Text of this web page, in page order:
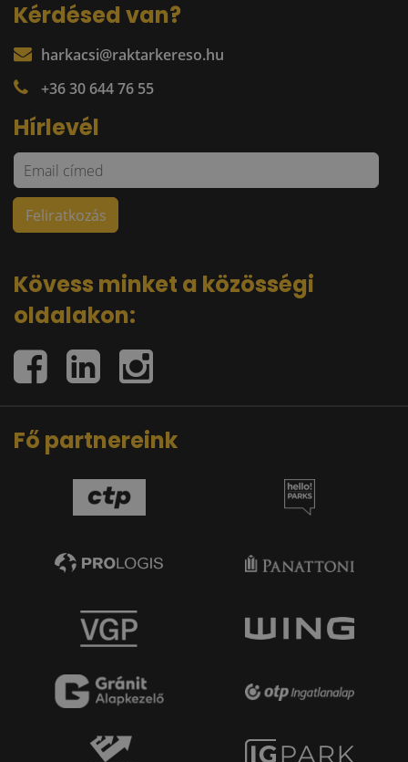
Kérdésed van?
harkacsi@raktarkereso.hu
+36 30 644 76 55
Hírlevél
Kövess minket a közösségi
oldalakon:
Fő partnereink